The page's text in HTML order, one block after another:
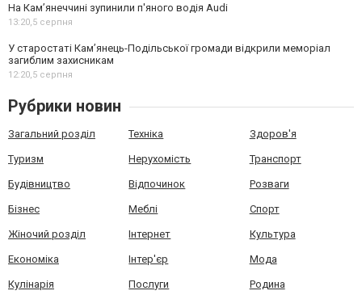
На Камʼянеччині зупинили п'яного водія Audi
13:20,5 серпня
У старостаті Кам’янець-Подільської громади відкрили меморіал
загиблим захисникам
12:20,5 серпня
Рубрики новин
Загальний розділ Техніка Здоров'я
Туризм Нерухомість Транспорт
Будівництво Відпочинок Розваги
Бізнес Меблі Спорт
Жіночий розділ Інтернет Культура
Економіка Інтер'єр Мода
Кулінарія Послуги Родина